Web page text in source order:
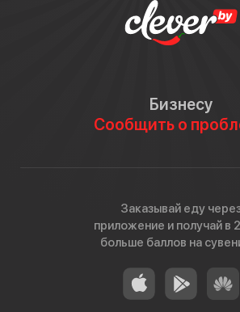
Бизнесу
Сообщить о
Заказывай еду
приложение и получай в
больше баллов на